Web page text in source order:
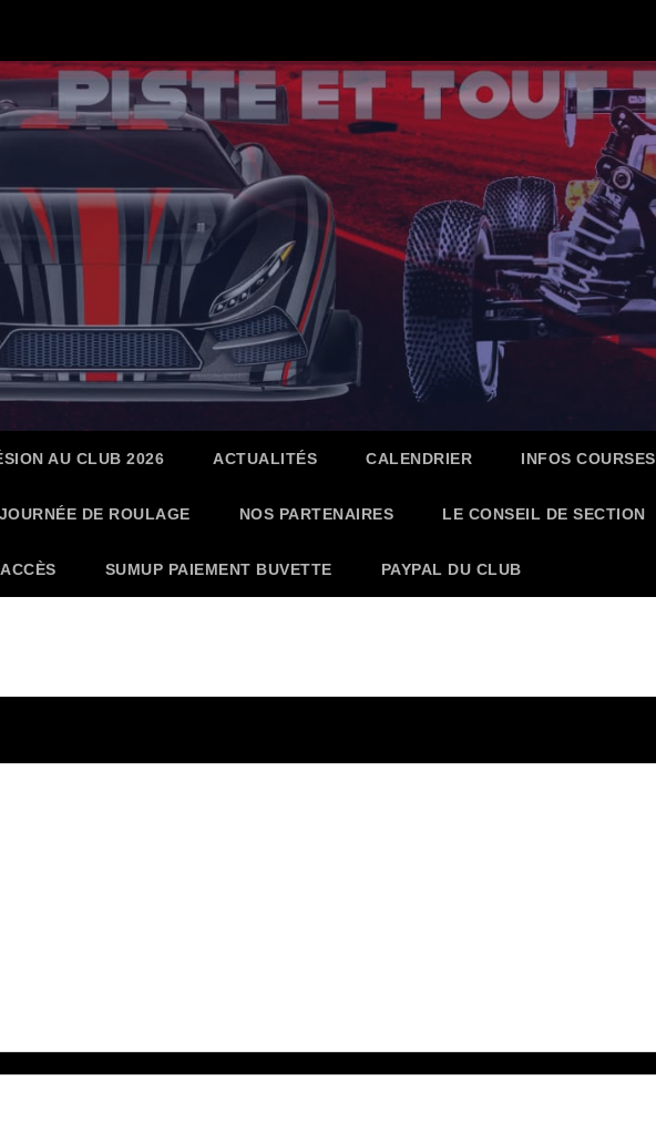
AU CLUB 2026 ACTUALITÉS CALENDRIER INFOS COURSES
JOURNÉE DE ROULAGE NOS PARTENAIRES LE CONSEIL DE SECTION
SUMUP PAIEMENT BUVETTE PAYPAL DU CLUB